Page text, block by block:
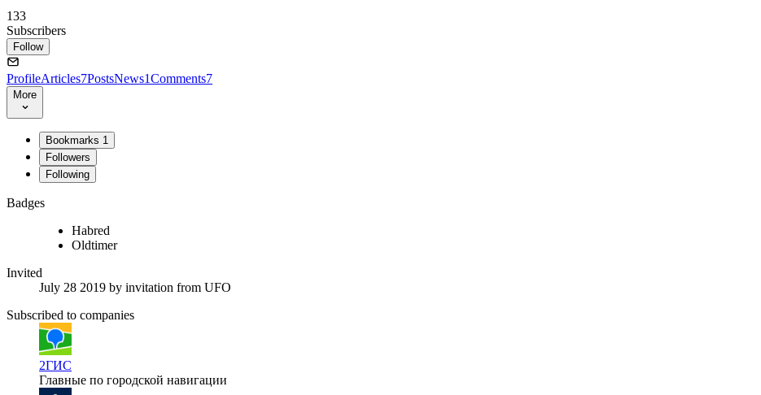
133
Subscribers
Follow
ProfileArticles7PostsNews1Comments7
More
Bookmarks 1
Followers
Following
Badges
Habred
Oldtimer
Invited
July 28 2019 by invitation from UFO
Subscribed to companies
2ГИС
Главные по городской навигации